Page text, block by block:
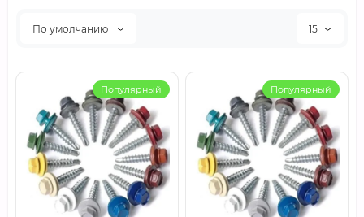
По умолчанию 15
Популярный Популярный